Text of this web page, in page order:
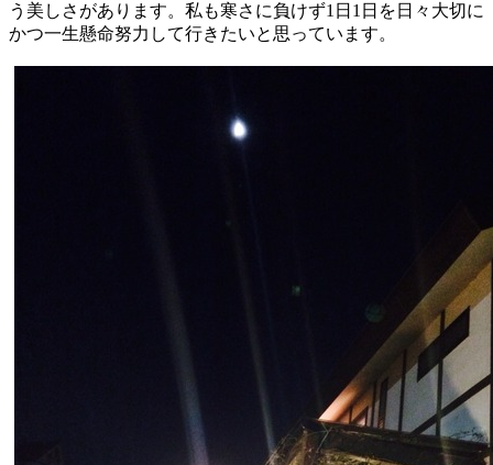
う美しさがあります。私も寒さに負けず1日1日を日々大切に
かつ一生懸命努力して行きたいと思っています。